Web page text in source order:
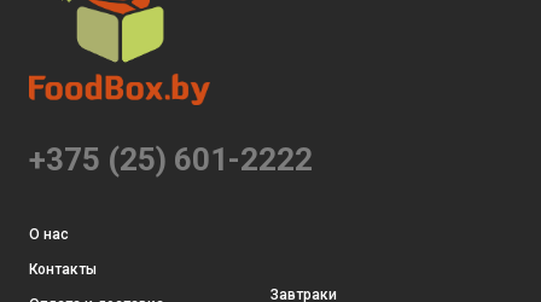
+375 (25) 601-2222
О нас
Контакты
Завтраки